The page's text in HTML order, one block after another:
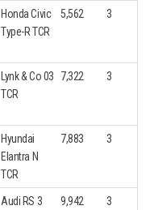
Honda Civic
Type-R TCR
5,562 3
Lynk & Co 03
TCR
7,322 3
Hyundai
Elantra N
TCR
7,883 3
Audi RS 3
9,942 3